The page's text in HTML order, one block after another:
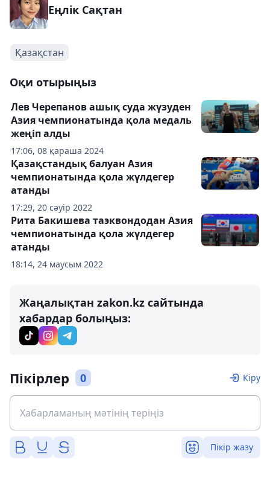
Еңлік Сақтан
Қазақстан
Оқи отырыңыз
17:06, 08 қараша 2024
Лев Черепанов ашық суда жүзуден
Азия чемпионатында қола медаль
жеңіп алды
17:29, 20 сәуір 2022
Қазақстандық балуан Азия
чемпионатында қола жүлдегер
атанды
18:14, 24 маусым 2022
Рита Бакишева таэквондодан Азия
чемпионатында қола жүлдегер
атанды
Жаңалықтан zakon.kz сайтында
хабардар болыңыз:
Пікірлер 0 Кіру
Пікір жазу